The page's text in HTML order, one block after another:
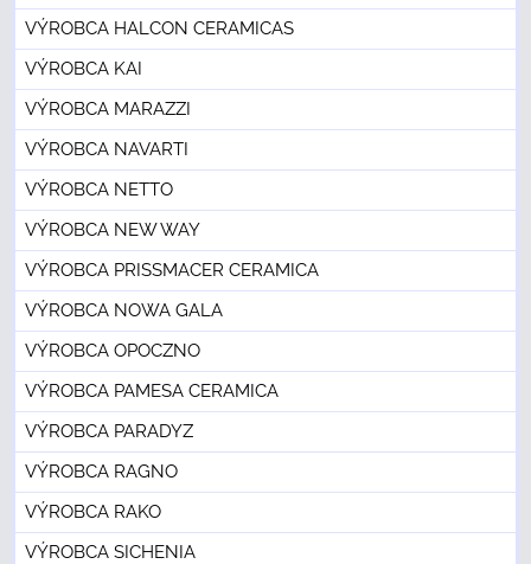
VÝROBCA HALCON CERAMICAS
VÝROBCA KAI
VÝROBCA MARAZZI
VÝROBCA NAVARTI
VÝROBCA NETTO
VÝROBCA NEW WAY
VÝROBCA PRISSMACER CERAMICA
VÝROBCA NOWA GALA
VÝROBCA OPOCZNO
VÝROBCA PAMESA CERAMICA
VÝROBCA PARADYZ
VÝROBCA RAGNO
VÝROBCA RAKO
VÝROBCA SICHENIA